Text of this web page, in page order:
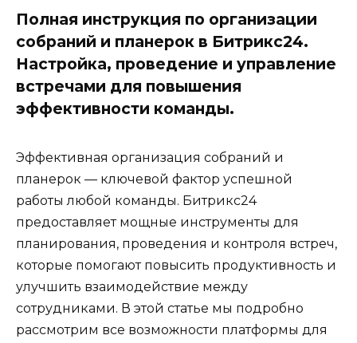
Полная инструкция по организации
собраний и планерок в Битрикс24.
Настройка, проведение и управление
встречами для повышения
эффективности команды.
Эффективная организация собраний и
планерок — ключевой фактор успешной
работы любой команды. Битрикс24
предоставляет мощные инструменты для
планирования, проведения и контроля встреч,
которые помогают повысить продуктивность и
улучшить взаимодействие между
сотрудниками. В этой статье мы подробно
рассмотрим все возможности платформы для